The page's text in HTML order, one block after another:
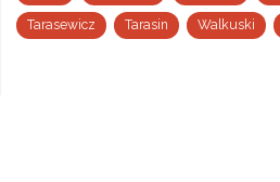
Tarasewicz Tarasin Walkuski